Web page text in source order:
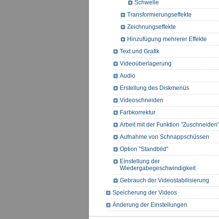
Schwelle
Transformierungseffekte
Zeichnungseffekte
Hinzufügung mehrerer Effekte
Text und Grafik
Videoüberlagerung
Audio
Erstellung des Diskmenüs
Videoschneiden
Farbkorrektur
Arbeit mit der Funktion "Zuschneiden"
Aufnahme von Schnappschüssen
Option "Standbild"
Einstellung der
Wiedergabegeschwindigkeit
Gebrauch der Videostabilisierung
Speicherung der Videos
Änderung der Einstellungen